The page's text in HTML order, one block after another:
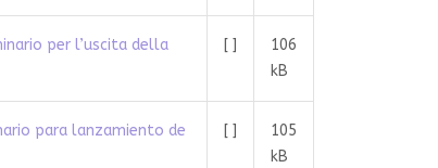
per l’uscita della
[ ]
106
kB
para lanzamiento de
[ ]
105
kB